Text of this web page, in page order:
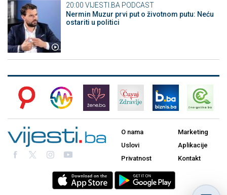
20:00 VIJESTI.BA PODCAST
Nermin Muzur prvi put o životnom putu: Neću
ostariti u politici
O nama
Uslovi
Privatnost
Marketing
Aplikacije
Kontakt